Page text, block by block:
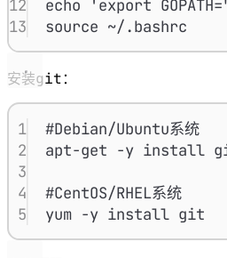
12
echo 'export
13
source ~/.bashrc
安装git ：
1
#Debian/Ubuntu系统
2
apt-get -y install
3
4
#CentOS/RHEL系统
5
yum -y install git